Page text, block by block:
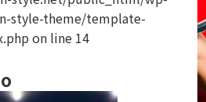
style-theme/template-
on line 14